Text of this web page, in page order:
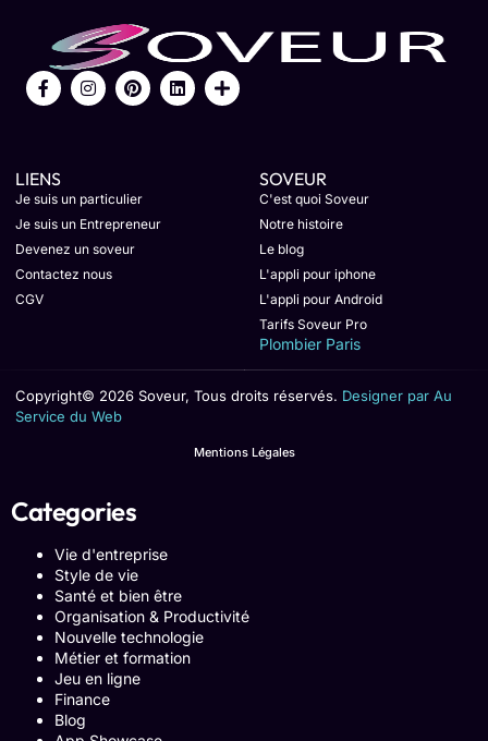
LIENS
Je suis un particulier
Je suis un Entrepreneur
Devenez un soveur
Contactez nous
CGV
SOVEUR
C'est quoi Soveur
Notre histoire
Le blog
L'appli pour iphone
L'appli pour Android
Tarifs Soveur Pro
Plombier Paris
Copyright© 2026 Soveur, Tous droits réservés. Designer par Au
Service du Web
Mentions Légales
Categories
Vie d'entreprise
Style de vie
Santé et bien être
Organisation & Productivité
Nouvelle technologie
Métier et formation
Jeu en ligne
Finance
Blog